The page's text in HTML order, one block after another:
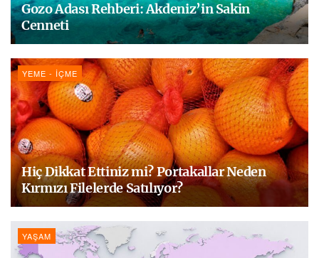
Gozo Adası Rehberi: Akdeniz’in Sakin
Cenneti
YEME - İÇME
Hiç Dikkat Ettiniz mi? Portakallar Neden
Kırmızı Filelerde Satılıyor?
YAŞAM